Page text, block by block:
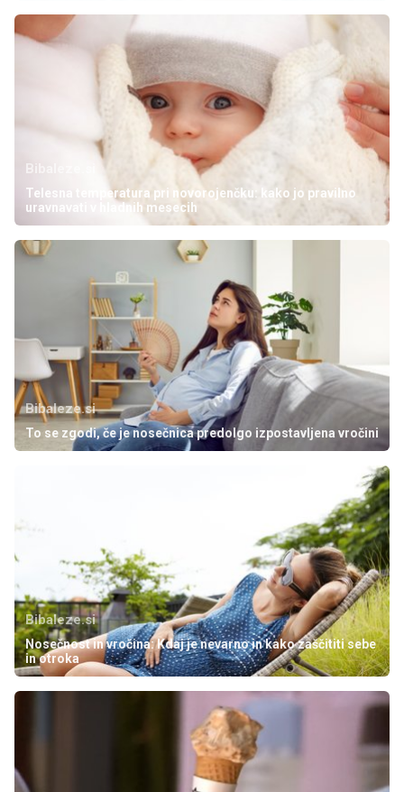
Bibaleze.si
Telesna temperatura pri novorojenčku: kako jo pravilno
uravnavati v hladnih mesecih
Bibaleze.si
To se zgodi, če je nosečnica predolgo izpostavljena vročini
Bibaleze.si
Nosečnost in vročina: Kdaj je nevarno in kako zaščititi sebe
in otroka